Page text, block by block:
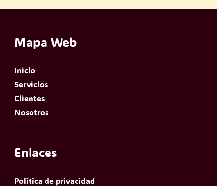
Mapa Web
Inicio
Servicios
Clientes
Nosotros
Enlaces
Política de privacidad